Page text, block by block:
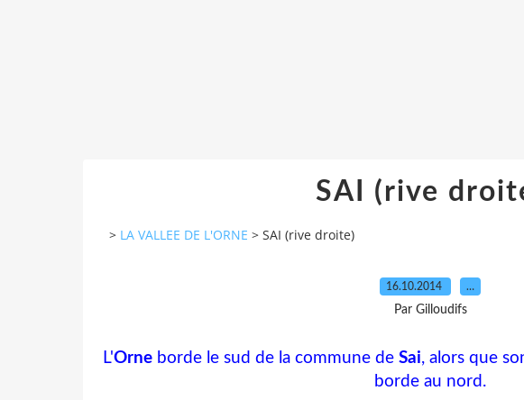
SAI (rive
> LA VALLEE DE L'ORNE > SAI (rive droite)
16.10.2014 …
Par Gilloudifs
L'Orne borde le sud de la commune de Sai, alors que
borde au nord.